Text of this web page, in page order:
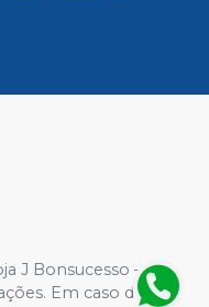
J Bonsucesso – Rio
Em caso de